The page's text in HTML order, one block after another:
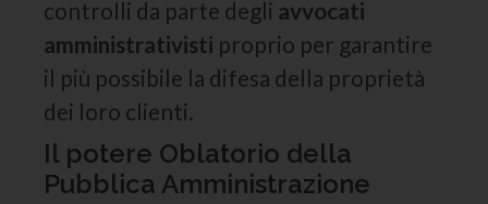
controlli da parte degli avvocati
amministrativisti proprio per garantire
il più possibile la difesa della proprietà
dei loro clienti.
Il potere Oblatorio della
Pubblica Amministrazione